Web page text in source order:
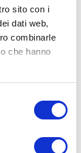
sito con i
dati web,
combinarle
che hanno
di